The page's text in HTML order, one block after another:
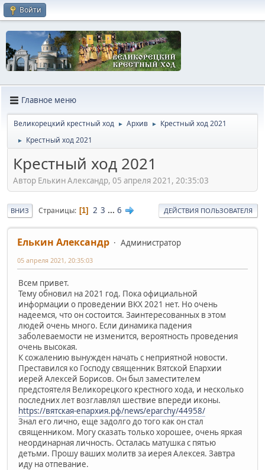
Войти
Главное меню
Великорецкий крестный ход ► Архив ► Крестный ход 2021
► Крестный ход 2021
Крестный ход 2021
Автор Елькин Александр, 05 апреля 2021, 20:35:03
ВНИЗ Страницы 1 2 3 ... 6 ДЕЙСТВИЯ ПОЛЬЗОВАТЕЛЯ
Елькин Александр Администратор
05 апреля 2021, 20:35:03
Всем привет.
Тему обновил на 2021 год. Пока официальной
информации о проведении ВКХ 2021 нет. Но очень
надеемся, что он состоится. Заинтересованных в этом
людей очень много. Если динамика падения
заболеваемости не изменится, вероятность проведения
очень высокая.
К сожалению вынужден начать с неприятной новости.
Преставился ко Господу священник Вятской Епархии
иерей Алексей Борисов. Он был заместителем
предстоятеля Великорецкого крестного хода, и несколько
последних лет возглавлял шествие впереди иконы.
https://вятская-епархия.рф/news/eparchy/44958/
Знал его лично, еще задолго до того как он стал
священником. Могу сказать только хорошее, очень яркая
неординарная личность. Осталась матушка с пятью
детьми. Прошу ваших молитв за иерея Алексея. Завтра
иду на отпевание.